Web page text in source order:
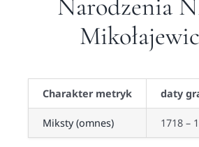
Narodzenia
Charakter metryk daty
Miksty (omnes) 1718 –